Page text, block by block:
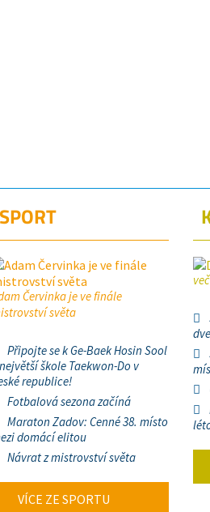
SPORT
Červinka je ve finále
světa
Připojte se k Ge-Baek Hosin Sool
škole Taekwon-Do v
republice!
Fotbalová sezona začíná
Maraton Zadov: Cenné 38. místo
domácí elitou
Návrat z mistrovství světa
VÍCE ZE SPORTU